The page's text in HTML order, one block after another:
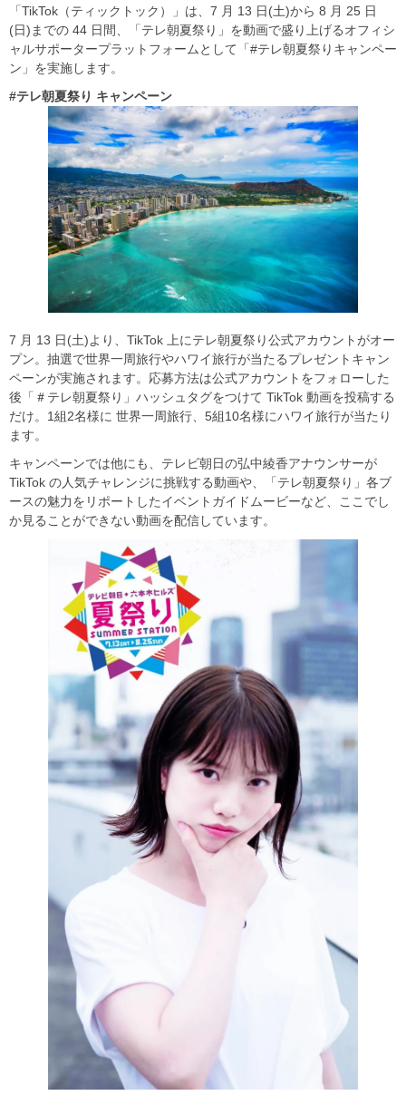
「TikTok（ティックトック）」は、7 月 13 日(土)から 8 月 25 日
(日)までの 44 日間、「テレ朝夏祭り」を動画で盛り上げるオフィシ
ャルサポータープラットフォームとして「#テレ朝夏祭りキャンペー
ン」を実施します。
#テレ朝夏祭り キャンペーン
7 月 13 日(土)より、TikTok 上にテレ朝夏祭り公式アカウントがオー
プン。抽選で世界一周旅行やハワイ旅行が当たるプレゼントキャン
ペーンが実施されます。応募方法は公式アカウントをフォローした
後「＃テレ朝夏祭り」ハッシュタグをつけて TikTok 動画を投稿する
だけ。1組2名様に 世界一周旅行、5組10名様にハワイ旅行が当たり
ます。
キャンペーンでは他にも、テレビ朝日の弘中綾香アナウンサーが
TikTok の人気チャレンジに挑戦する動画や、「テレ朝夏祭り」各ブ
ースの魅力をリポートしたイベントガイドムービーなど、ここでし
か見ることができない動画を配信しています。